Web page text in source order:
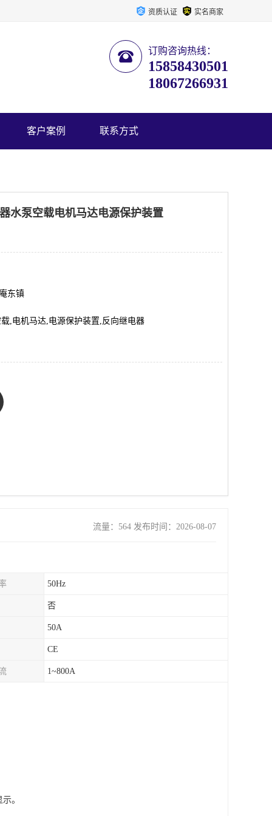
资质认证 实名商家
订购咨询热线：
15858430501
18067266931
客户案例 联系方式
水泵空载电机马达电源保护装置
东镇
,电机马达,电源保护装置,反向继电器
流量：564 发布时间：2026-08-07
50Hz
否
50A
CE
1~800A
。